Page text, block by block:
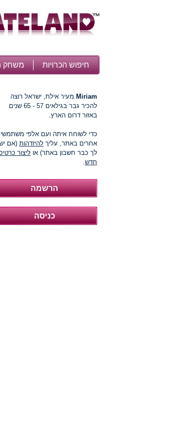
חיפוש הכרויות משחק
Miriam מעיר אילת, ישראל רוצה
להכיר גבר בגילאים 57 - 65 שנים
באזור דרום הארץ.
כדי לשוחח איתה ועם אלפי
אחרים באתר, עליך להיזדהות (אם
לך כבר חשבון באתר) או ליצור
חדש.